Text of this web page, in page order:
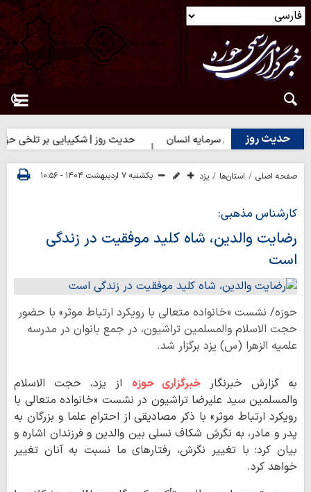
حدیث روز
روز | بهترین سرمایه انسان حدیث روز | شکیبایی بر تلخی حق
صفحه اصلی استان‌ها یزد یکشنبه ۷ اردیبهشت ۱۴۰۴ - ۱۰:۵۶
کارشناس مذهبی:
رضایت والدین، شاه کلید موفقیت در زندگی
است
حوزه/ نشست «خانواده متعالی با رویکرد ارتباط موثر» با حضور
حجت الاسلام والمسلمین تراشیون، در جمع بانوان در مدرسه
علمیه الزهرا (س) یزد برگزار شد.
به گزارش خبرنگارخبرگزاری حوزه از یزد، حجت الاسلام
والمسلمین سید علیرضا تراشیون در نشست «خانواده متعالی با
رویکرد ارتباط موثر» با ذکر مصادیقی از احترامِ علما و بزرگان به
پدر و مادر، به نگرشِ شکاف نسلی بین والدین و فرزندان اشاره و
بیان کرد: با تغییر نگرش، رفتارهای ما نسبت به آنان تغییر
خواهد کرد.